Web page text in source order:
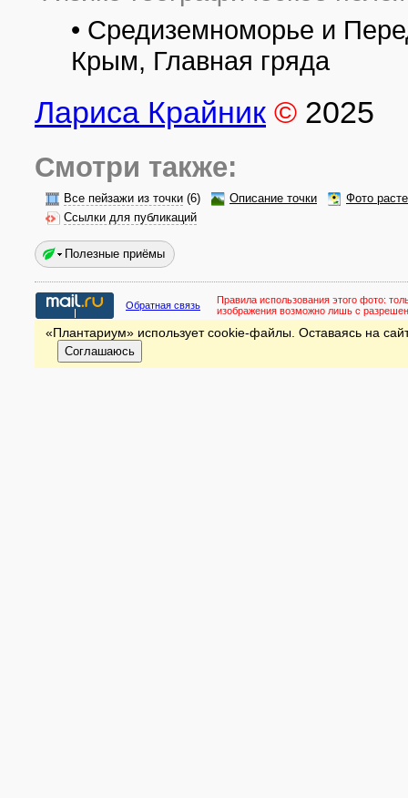
• Средиземноморье и
Крым, Главная гряда
Лариса Крайник © 2025
Смотри также:
Все пейзажи из точки (6) Описание точки
Фото
Ссылки для публикаций
Полезные приёмы
Обратная связь Правила использования этого фото:
изображения возможно лишь с
«Плантариум» использует cookie-файлы. Оставаясь на
Соглашаюсь